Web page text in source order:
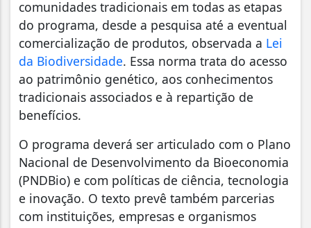
comunidades tradicionais em todas as etapas
do programa, desde a pesquisa até a eventual
comercialização de produtos, observada a Lei
da Biodiversidade. Essa norma trata do acesso
ao patrimônio genético, aos conhecimentos
tradicionais associados e à repartição de
benefícios.
O programa deverá ser articulado com o Plano
Nacional de Desenvolvimento da Bioeconomia
(PNDBio) e com políticas de ciência, tecnologia
e inovação. O texto prevê também parcerias
com instituições, empresas e organismos